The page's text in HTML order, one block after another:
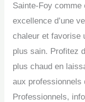
Sainte-Foy
excellence d’une
chaleur et favorise
plus sain. Profitez
plus chaud en
aux professionnels
Professionnels,